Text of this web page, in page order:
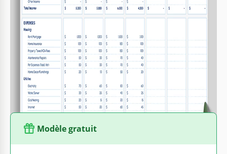
Statistiques d’utilisation
301 téléchargements ce mois-ci
Caractéristiques principales de ce modèle
Période budgétaire
Bimensuel Budget Modèles
Simple Budget Modèles
Modèle gratuit